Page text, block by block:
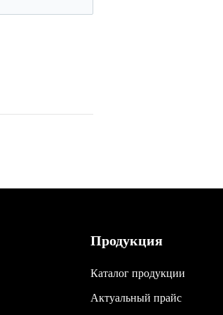
Продукция
Каталог продукции
Актуальный прайс